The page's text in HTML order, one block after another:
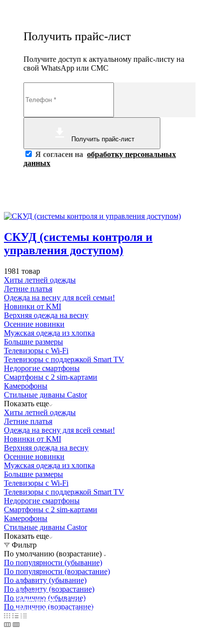
Получить прайс-лист
Получите доступ к актуальному прайс-листу на
свой WhatsApp или СМС
Получить прайс-лист
Я согласен на обработку персональных
данных
СКУД (системы контроля и
управления доступом)
1981 товар
Хиты летней одежды
Летние платья
Одежда на весну для всей семьи!
Новинки от KMI
Верхняя одежда на весну
Осенние новинки
Мужская одежда из хлопка
Большие размеры
Телевизоры с Wi-Fi
Телевизоры с поддержкой Smart TV
Недорогие смартфоны
Смартфоны с 2 sim-картами
Камерофоны
Стильные диваны Castor
Показать еще
Хиты летней одежды
Летние платья
Одежда на весну для всей семьи!
Новинки от KMI
Верхняя одежда на весну
Осенние новинки
Мужская одежда из хлопка
Большие размеры
Телевизоры с Wi-Fi
Телевизоры с поддержкой Smart TV
Недорогие смартфоны
Смартфоны с 2 sim-картами
Камерофоны
Стильные диваны Castor
Показать еще
Фильтр
По умолчанию (возрастание)
По популярности (убывание)
По популярности (возрастание)
По алфавиту (убывание)
По алфавиту (возрастание)
По наличию (убывание)
По наличию (возрастание)
Освещение
Здания префектуры ТиНАО
Освещение
Калужский завод путевых машин и гидроприводов
Освещение
СТРОИТЕЛЬНЫЙ ГИПЕРМАРКЕТ «ЛЕРУА
МЕРЛЕН»
Освещение
Железнодорожный вокзал Арзамас-1